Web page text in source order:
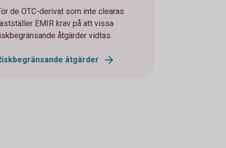
de OTC-derivat som inte clearas
EMIR krav på att vissa
åtgärder vidtas.
åtgärder